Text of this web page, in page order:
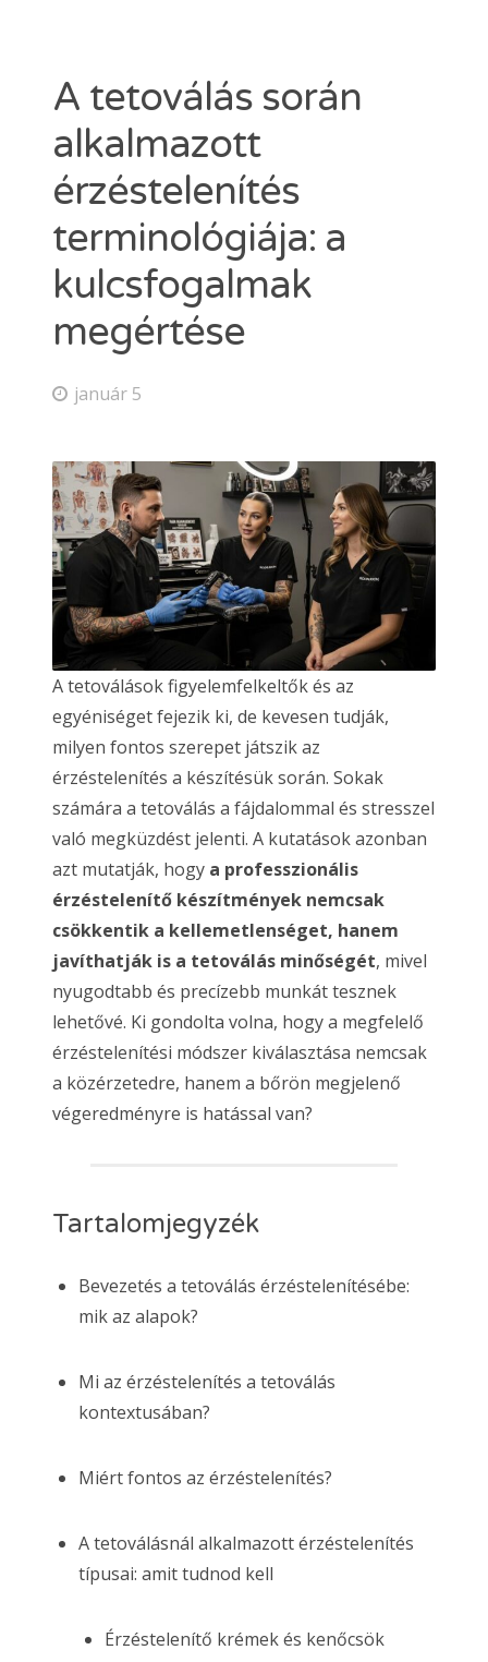
Dermacain 50g
ÜZLETI
Search
A tetoválás során
alkalmazott
érzéstelenítés
terminológiája: a
kulcsfogalmak
megértése
január 5
A tetoválások figyelemfelkeltők és az
egyéniséget fejezik ki, de kevesen tudják,
milyen fontos szerepet játszik az
érzéstelenítés a készítésük során. Sokak
számára a tetoválás a fájdalommal és stresszel
való megküzdést jelenti. A kutatások azonban
azt mutatják, hogy a professzionális
érzéstelenítő készítmények nemcsak
csökkentik a kellemetlenséget, hanem
javíthatják is a tetoválás minőségét, mivel
nyugodtabb és precízebb munkát tesznek
lehetővé. Ki gondolta volna, hogy a megfelelő
érzéstelenítési módszer kiválasztása nemcsak
a közérzetedre, hanem a bőrön megjelenő
végeredményre is hatással van?
Tartalomjegyzék
Bevezetés a tetoválás érzéstelenítésébe:
mik az alapok?
Mi az érzéstelenítés a tetoválás
kontextusában?
Miért fontos az érzéstelenítés?
A tetoválásnál alkalmazott érzéstelenítés
típusai: amit tudnod kell
Érzéstelenítő krémek és kenőcsök
VÁLASSZON A TKTX KENŐCSÖK KÖZÜL
ERŐSEBB KENŐCS, MINT A TKTX